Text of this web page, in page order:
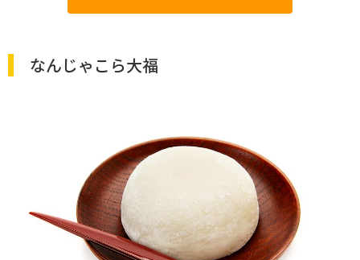
なんじゃこら大福